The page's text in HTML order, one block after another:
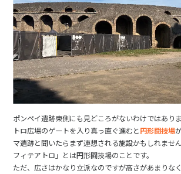
ポンペイ遺跡東側にも見どころがないわけではあり
トロ広場のゲートを入り真っ直ぐ進むと円形闘技場
マ遺跡と聞いたらまず連想される施設かもしれませ
フィテアトロ」とは円形闘技場のことです。
ただ、広さはかなり立派なのですが高さがあまりな